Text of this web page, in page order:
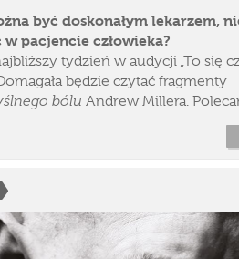
być doskonałym lekarzem,
w pacjencie człowieka?
tydzień w audycji „To się
będzie czytać fragmenty
bólu Andrew Millera.